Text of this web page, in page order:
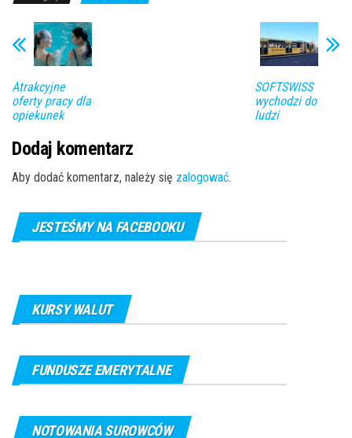
Atrakcyjne
oferty pracy dla
opiekunek
SOFTSWISS
wychodzi do
ludzi
Dodaj komentarz
Aby dodać komentarz, należy się zalogować.
JESTEŚMY NA FACEBOOKU
KURSY WALUT
FUNDUSZE EMERYTALNE
NOTOWANIA SUROWCÓW